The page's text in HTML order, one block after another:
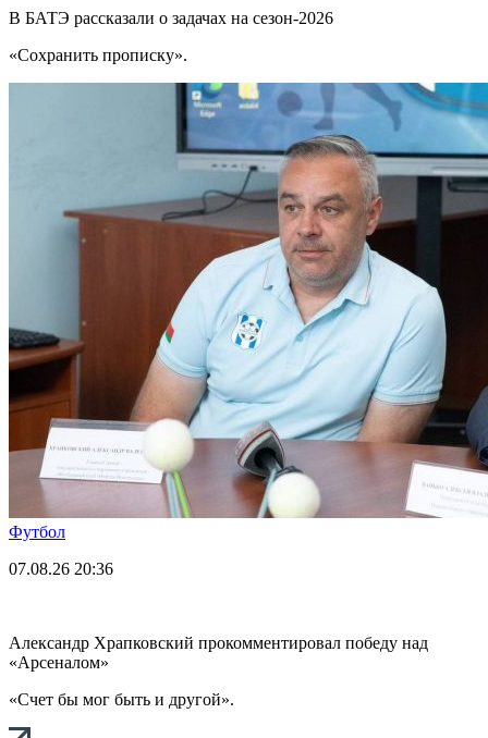
В БАТЭ рассказали о задачах на сезон-2026
«Сохранить прописку».
Футбол
07.08.26 20:36
Александр Храпковский прокомментировал победу над
«Арсеналом»
«Счет бы мог быть и другой».